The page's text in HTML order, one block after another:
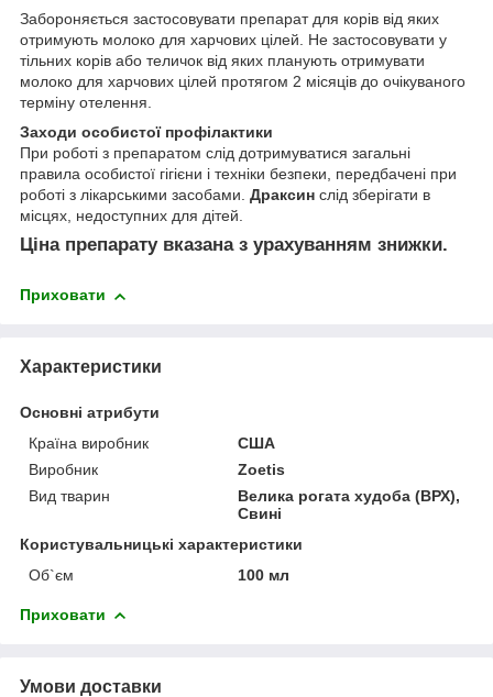
Забороняється застосовувати препарат для корів від яких
отримують молоко для харчових цілей. Не застосовувати у
тільних корів або теличок від яких планують отримувати
молоко для харчових цілей протягом 2 місяців до очікуваного
терміну отелення.
Заходи особистої профілактики
При роботі з препаратом слід дотримуватися загальні
правила особистої гігієни і техніки безпеки, передбачені при
роботі з лікарськими засобами. Драксин слід зберігати в
місцях, недоступних для дітей.
Ціна препарату вказана з урахуванням знижки.
Приховати
Характеристики
Основні атрибути
Країна виробник
США
Виробник
Zoetis
Вид тварин
Велика рогата худоба (ВРХ),
Свині
Користувальницькі характеристики
Об`єм
100 мл
Приховати
Умови доставки